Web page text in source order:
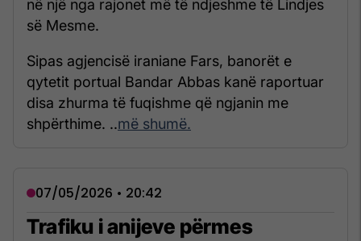
në një nga rajonet më të ndjeshme të Lindjes
së Mesme.
Sipas agjencisë iraniane Fars, banorët e
qytetit portual Bandar Abbas kanë raportuar
disa zhurma të fuqishme që ngjanin me
shpërthime. ..më shumë.
07/05/2026 • 20:42
Trafiku i anijeve përmes